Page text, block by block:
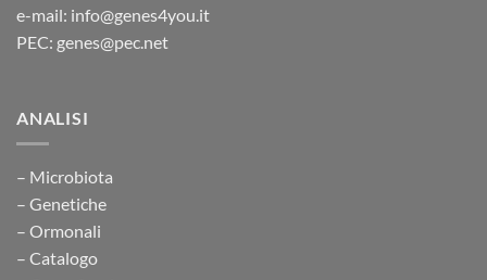
e-mail: info@genes4you.it
PEC: genes@pec.net
ANALISI
– Microbiota
– Genetiche
– Ormonali
– Catalogo